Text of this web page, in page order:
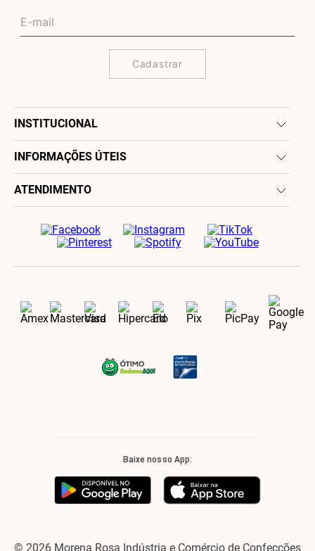
Cadastrar
INSTITUCIONAL
INFORMAÇÕES ÚTEIS
ATENDIMENTO
Baixe nosso App:
© 2026 Morena Rosa Indústria e Comércio de Confecções